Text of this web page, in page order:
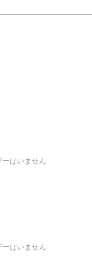
はいません
はいません